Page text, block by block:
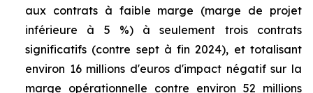
aux contrats à faible marge (marge de projet
inférieure à 5 %) à seulement trois contrats
significatifs (contre sept à fin 2024), et totalisant
environ 16 millions d'euros d'impact négatif sur la
marge opérationnelle contre environ 52 millions